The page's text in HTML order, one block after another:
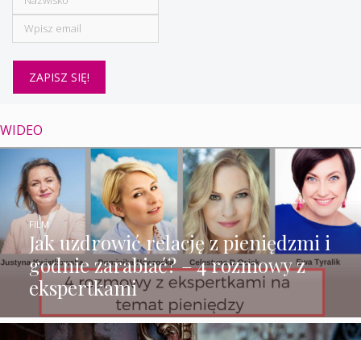
WIDEO
Jak uzdrowić relację z pieniędzmi i
godnie zarabiać? – 4 rozmowy z
ekspertkami
FILM